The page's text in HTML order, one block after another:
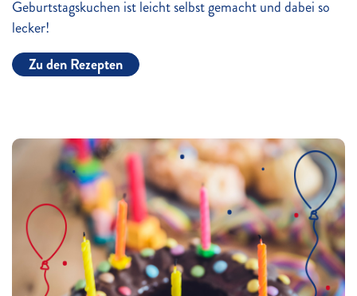
Geburtstagskuchen ist leicht selbst gemacht und dabei so
lecker!
Zu den Rezepten